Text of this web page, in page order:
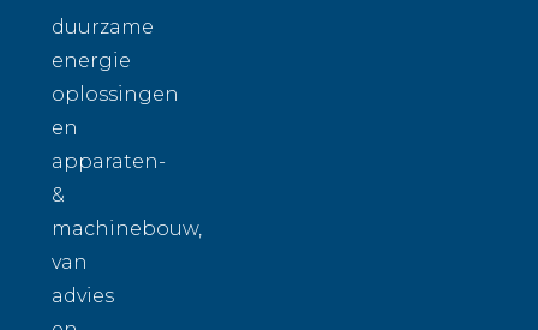
duurzame
energie
oplossingen
en
apparaten-
&
machinebouw,
van
advies